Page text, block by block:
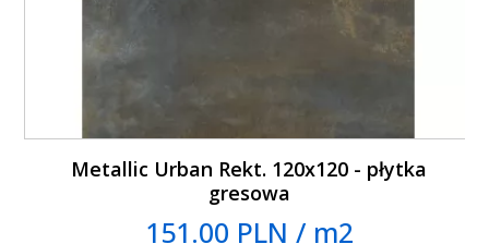
Metallic Urban Rekt. 120x120 - płytka
gresowa
151.00 PLN / m2